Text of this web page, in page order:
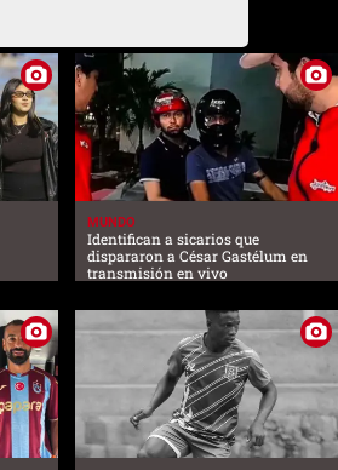
MUNDO
Identifican a sicarios que
dispararon a César Gastélum en
transmisión en vivo